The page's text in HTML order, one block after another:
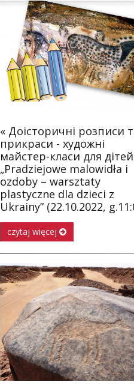
« Доісторичні розписи
прикраси - художні
майстер-класи для
„Pradziejowe malowidła i
ozdoby – warsztaty
plastyczne dla dzieci z
Ukrainy” (22.10.2022,
czytaj więcej